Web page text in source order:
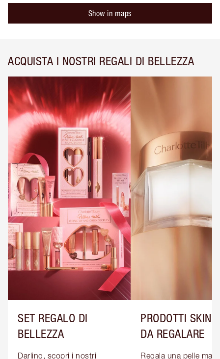
Show in maps
ACQUISTA I NOSTRI REGALI DI BELLEZZA
SET REGALO DI
BELLEZZA
Darling, scopri i nostri
PRODOTTI
DA REGALARE
Regala una pelle